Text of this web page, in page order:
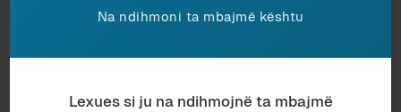
Na ndihmoni ta mbajmë kështu
Lexues si ju na ndihmojnë ta mbajmë